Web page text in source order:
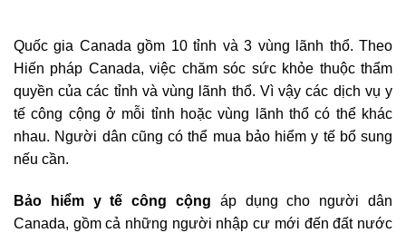
Quốc gia Canada gồm 10 tỉnh và 3 vùng lãnh thổ. Theo
Hiến pháp Canada, việc chăm sóc sức khỏe thuộc thẩm
quyền của các tỉnh và vùng lãnh thổ. Vì vậy các dịch vụ y
tế công cộng ở mỗi tỉnh hoặc vùng lãnh thổ có thể khác
nhau. Người dân cũng có thể mua bảo hiểm y tế bổ sung
nếu cần.
Bảo hiểm y tế công cộng áp dụng cho người dân
Canada, gồm cả những người nhập cư mới đến đất nước